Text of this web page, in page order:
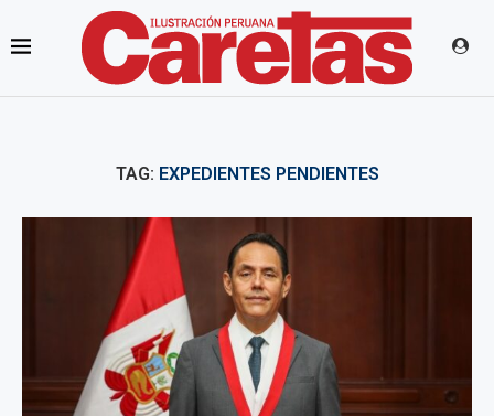
TAG: EXPEDIENTES PENDIENTES